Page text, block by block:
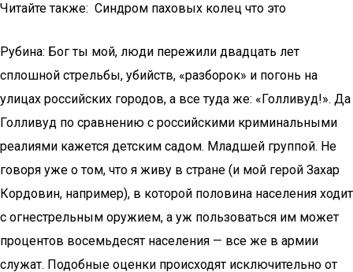
Читайте также: Синдром паховых колец что это
Рубина: Бог ты мой, люди пережили двадцать лет
сплошной стрельбы, убийств, «разборок» и погонь на
улицах российских городов, а все туда же: «Голливуд!». Да
Голливуд по сравнению с российскими криминальными
реалиями кажется детским садом. Младшей группой. Не
говоря уже о том, что я живу в стране (и мой герой Захар
Кордовин, например), в которой половина населения ходит
с огнестрельным оружием, а уж пользоваться им может
процентов восемьдесят населения — все же в армии
служат. Подобные оценки происходят исключительно от